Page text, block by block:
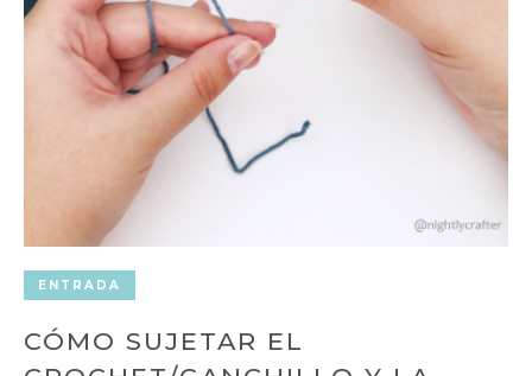
ENTRADA
CÓMO SUJETAR EL